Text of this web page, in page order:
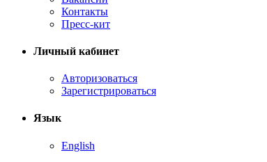
Контакты
Пресс-кит
Личный кабинет
Авторизоваться
Зарегистрироваться
Язык
English